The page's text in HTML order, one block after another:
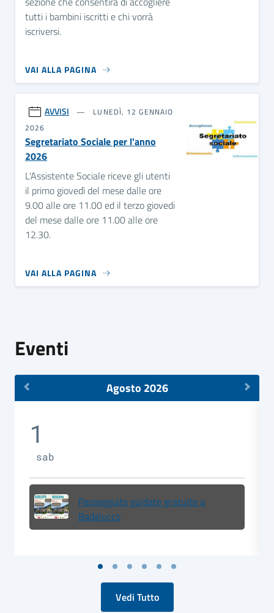
tutti i bambini iscritti e chi vorrà
iscriversi.
VAI ALLA PAGINA
AVVISI
LUNEDÌ, 12 GENNAIO
2026
Segretariato Sociale per l'anno
2026
L'Assistente Sociale riceve gli utenti
il primo giovedì del mese dalle ore
9.00 alle ore 11.00 ed il terzo giovedi
del mese dalle ore 11.00 alle ore
12.30.
VAI ALLA PAGINA
Eventi
Agosto 2026
1
sab
Passeggiate guidate gratuite a
Badalucco
Vedi Tutto